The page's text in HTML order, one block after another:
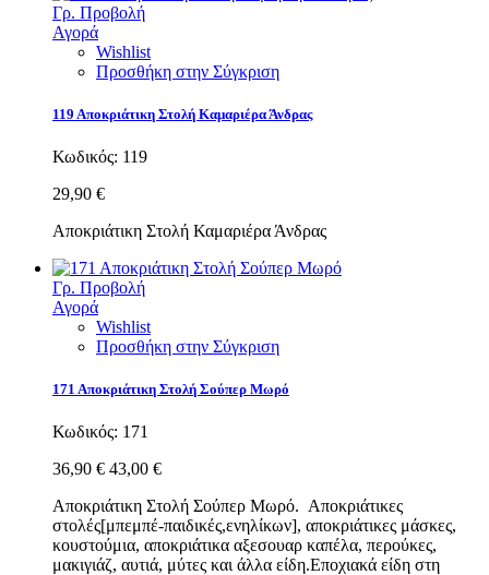
Γρ. Προβολή
Αγορά
Wishlist
Προσθήκη στην Σύγκριση
119 Αποκριάτικη Στολή Καμαριέρα Άνδρας
Κωδικός: 119
29,90 €
Αποκριάτικη Στολή Καμαριέρα Άνδρας
Γρ. Προβολή
Αγορά
Wishlist
Προσθήκη στην Σύγκριση
171 Αποκριάτικη Στολή Σούπερ Μωρό
Κωδικός: 171
36,90 € 43,00 €
Αποκριάτικη Στολή Σούπερ Μωρό. Αποκριάτικες
στολές[μπεμπέ-παιδικές,ενηλίκων], αποκριάτικες μάσκες,
κουστούμια, αποκριάτικα αξεσουαρ καπέλα, περούκες,
μακιγιάζ, αυτιά, μύτες και άλλα είδη.Εποχιακά είδη στη